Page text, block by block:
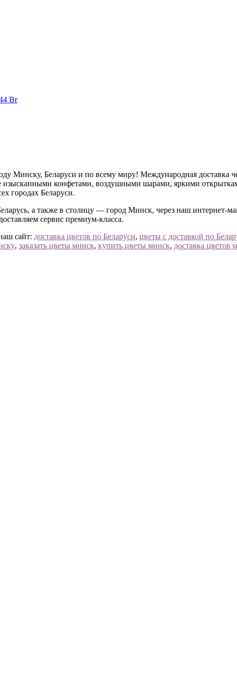
Br
Минску, Беларуси и по всему миру! Международная доставка
изысканными конфетами, воздушными шарами, яркими
городах Беларуси.
а также в столицу — город Минск, через наш
сервис премиум-класса.
сайт: доставка цветов по Беларуси, цветы с доставкой по
, заказать цветы минск, купить цветы минск, доставка цветов